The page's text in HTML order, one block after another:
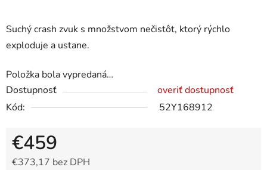
Suchý crash zvuk s množstvom nečistôt, ktorý rýchlo
exploduje a ustane.
Položka bola vypredaná…
Dostupnosť
overiť dostupnosť
Kód:
52Y168912
€459
€373,17 bez DPH